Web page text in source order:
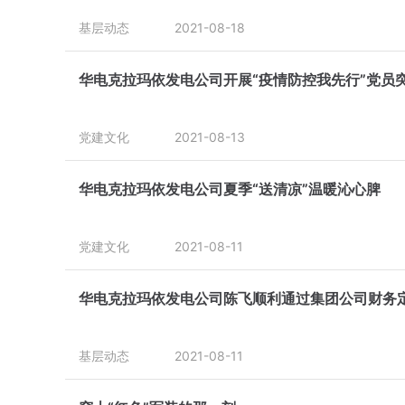
基层动态 2021-08-18
华电克拉玛依发电公司开展“疫情防控我先行”党员
党建文化 2021-08-13
华电克拉玛依发电公司夏季“送清凉”温暖沁心脾
党建文化 2021-08-11
华电克拉玛依发电公司陈飞顺利通过集团公司财务
基层动态 2021-08-11